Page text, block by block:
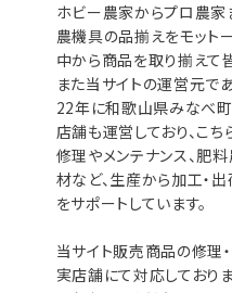
ホビー農家からプロ農
農機具の品揃えをモット
中から商品を取り揃えて
また当サイトの運営元
22年に和歌山県みなべ
店舗も運営しており、こ
修理やメンテナンス、肥
材など、生産から加工・
をサポートしています。
当サイト販売商品の修理
実店舗にて対応しており